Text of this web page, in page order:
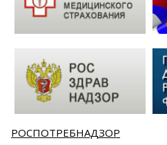
РОСПОТРЕБНАДЗОР